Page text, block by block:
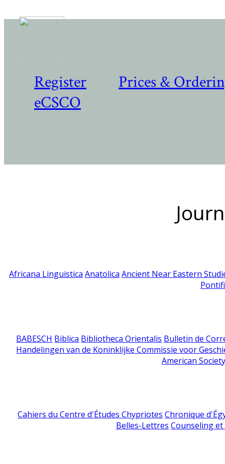
Register
Prices &
eCSCO
Africana Linguistica Anatolica Ancient Near Eastern
BABESCH Biblica Bibliotheca Orientalis Bulletin de
Handelingen van de Koninklijke Commissie voor
American
Cahiers du Centre d'Études Chypriotes Chronique
Belles-Lettres Counseling